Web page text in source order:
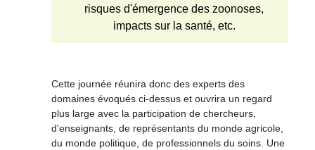
risques d'émergence des zoonoses,
impacts sur la santé, etc.
Cette journée réunira donc des experts des
domaines évoqués ci-dessus et ouvrira un regard
plus large avec la participation de chercheurs,
d'enseignants, de représentants du monde agricole,
du monde politique, de professionnels du soins. Une